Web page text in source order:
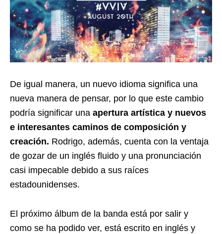
De igual manera, un nuevo idioma significa una
nueva manera de pensar, por lo que este cambio
podría significar una apertura artística y nuevos
e interesantes caminos de composición y
creación. Rodrigo, además, cuenta con la ventaja
de gozar de un inglés fluido y una pronunciación
casi impecable debido a sus raíces
estadounidenses.
El próximo álbum de la banda está por salir y
como se ha podido ver, está escrito en inglés y